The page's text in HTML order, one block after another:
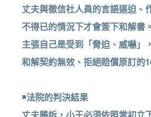
丈夫與徵信社人員的言語逼迫、
不得已的情況下才會簽下和解書。
主張自己是受到「脅迫、威嚇」
和解契約無效、拒絕賠償原訂的
￭法院的判決結果